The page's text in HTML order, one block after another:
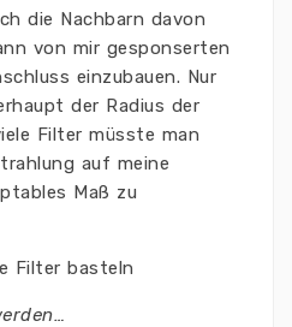
die Nachbarn davon
von mir gesponserten
einzubauen. Nur
der Radius der
Filter müsste man
auf meine
Maß zu
Filter basteln